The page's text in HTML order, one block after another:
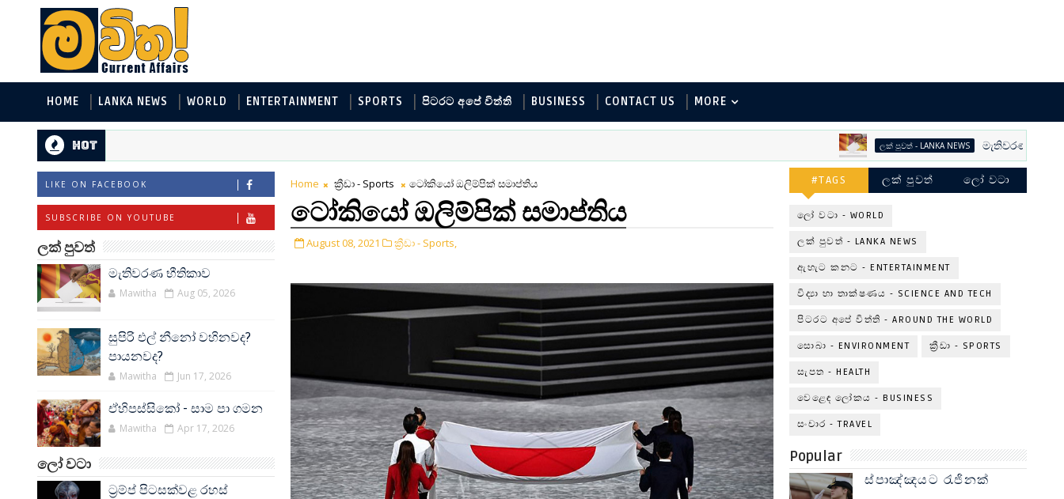
HOME LANKA NEWS WORLD ENTERTAINMENT SPORTS පිටරට අපේ විත්ති BUSINESS CONTACT US MORE
Hot ලක් පුවත් - LANKA NEWS මැතිවරණ භීතිකාව
LIKE ON FACEBOOK
SUBSCRIBE ON YOUTUBE
ලක් පුවත්
මැතිවරණ භීතිකාව
Mawitha Aug 05, 2026
සුපිරි එල් නීනෝ වහිනවද?
පායනවද?
Mawitha Jun 17, 2026
ඒහිපස්සිකෝ - සාම පා ගමන
Mawitha Apr 17, 2026
ලෝ වටා
ට්‍රම්ප් පිටසක්වළ රහස්
Home ක්‍රීඩා - Sports ටෝකියෝ ඔලිම්පික් සමාප්තිය
ටෝකියෝ ඔලිම්පික් සමාප්තිය
August 08, 2021 ක්‍රීඩා - Sports,
#TAGS ලක් පුවත් ලෝ වටා
ලෝ වටා - WORLD
ලක් පුවත් - LANKA NEWS
ඇහැට කනට - ENTERTAINMENT
විද්‍යා හා තාක්ෂණය - SCIENCE AND TECH
පිටරට අපේ විත්ති - AROUND THE WORLD
සොබා - ENVIRONMENT ක්‍රීඩා - SPORTS
සැපත - HEALTH
වෙළෙඳ ලෝකය - BUSINESS
සංචාර - TRAVEL
Popular
ස්පාඤ්ඤයට රැජිනක්